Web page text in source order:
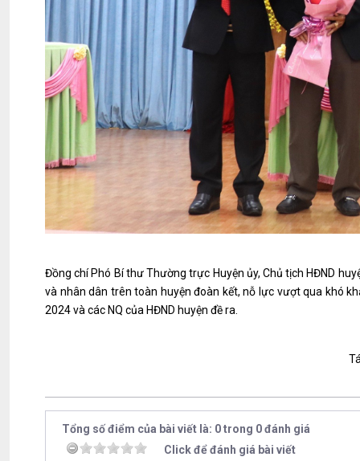
Đồng chí Phó Bí thư Thường trực Huyện ủy, Chủ tịch HĐND
và nhân dân trên toàn huyện đoàn kết, nỗ lực vượt qua khó
2024 và các NQ của HĐND huyện đề ra.
Tổng số điểm của bài viết là: 0 trong 0 đánh giá
Click để đánh giá bài viết